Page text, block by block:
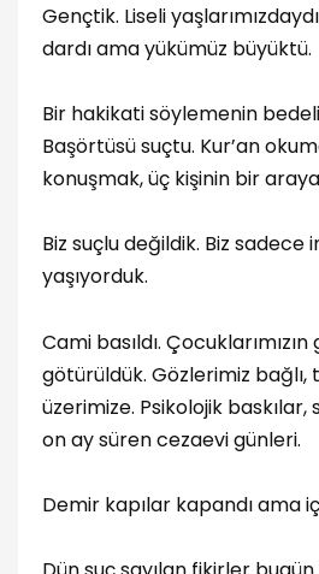
Gençtik. Liseli
dardı ama yükümüz büyüktü.
Bir hakikati söylemenin
Başörtüsü suçtu. Kur’an
konuşmak, üç kişinin bir
Biz suçlu değildik. Biz sadece
yaşıyorduk.
Cami basıldı.
götürüldük. Gözlerimiz
üzerimize. Psikolojik baskılar,
on ay süren cezaevi günleri.
Demir kapılar kapandı ama